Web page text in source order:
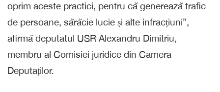
oprim aceste practici, pentru că generează trafic
de persoane, sărăcie lucie și alte infracțiuni”,
afirmă deputatul USR Alexandru Dimitriu,
membru al Comisiei juridice din Camera
Deputaților.